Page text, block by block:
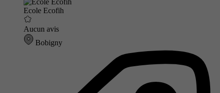
Ecole Ecofih
Aucun avis
Bobigny